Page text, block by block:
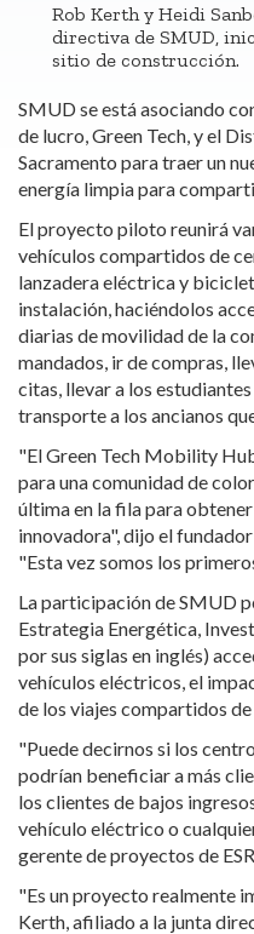
Rob Kerth y Heidi
directiva de SMUD,
sitio de construcción.
SMUD se está asociando
de lucro, Green Tech, y el
Sacramento para traer un
energía limpia para
El proyecto piloto reunirá
vehículos compartidos de
lanzadera eléctrica y
instalación, haciéndolos
diarias de movilidad de la
mandados, ir de compras,
citas, llevar a los
transporte a los ancianos
"El Green Tech Mobility
para una comunidad de
última en la fila para
innovadora", dijo el
"Esta vez somos los
La participación de SMUD
Estrategia Energética,
por sus siglas en inglés)
vehículos eléctricos, el
de los viajes compartidos
"Puede decirnos si los
podrían beneficiar a más
los clientes de bajos
vehículo eléctrico o
gerente de proyectos de
"Es un proyecto realmente
Kerth, afiliado a la junta